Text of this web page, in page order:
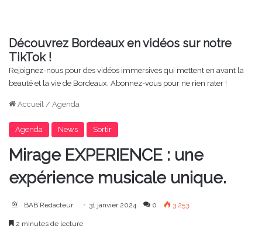
Découvrez Bordeaux en vidéos sur notre
TikTok !
Rejoignez-nous pour des vidéos immersives qui mettent en avant la
beauté et la vie de Bordeaux. Abonnez-vous pour ne rien rater !
Accueil / Agenda
Agenda News Sortir
Mirage EXPERIENCE : une
expérience musicale unique.
BAB Redacteur 31 janvier 2024 0 3 253
2 minutes de lecture